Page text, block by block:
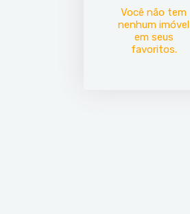
Você não tem
nenhum imóvel
em seus
favoritos.